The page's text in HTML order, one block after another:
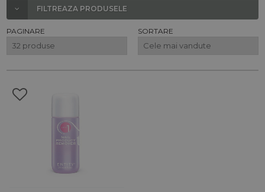
FILTREAZA PRODUSELE
PAGINARE SORTARE